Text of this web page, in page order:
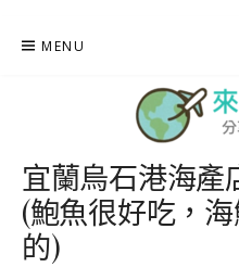
MENU
來一球叭噗
分享日本自助部落格
宜蘭烏石港海
(鮑魚很好吃，
的)